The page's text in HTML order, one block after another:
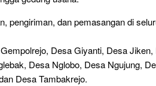
pengiriman, dan pemasangan di
Desa Giyanti, Desa
Desa Nglobo, Desa Ngujung,
Desa Tambakrejo.